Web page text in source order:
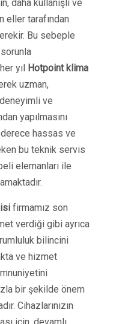
daha kullanışlı ve
eller tarafından
Bu sebeple
yıl Hotpoint klima
uzman,
ve
yapılmasını
hassas ve
bu teknik servis
elemanları ile
firmamız son
verdiği gibi ayrıca
bilincini
ve hizmet
bir şekilde önem
Cihazlarınızın